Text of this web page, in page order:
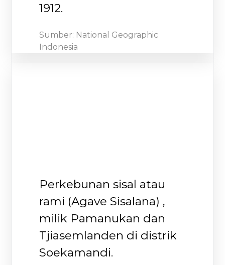
1912.
Sumber: National Geographic
Indonesia​
Perkebunan sisal atau
rami (Agave Sisalana) ,
milik Pamanukan dan
Tjiasemlanden di distrik
Soekamandi.